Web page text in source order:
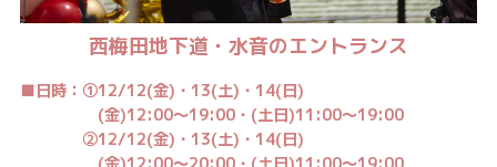
西梅田地下道・水音のエントランス
■日時：①12/12(金)・13(土)・14(日)
(金)12:00～19:00・(土日)11:00～19:00
②12/12(金)・13(土)・14(日)